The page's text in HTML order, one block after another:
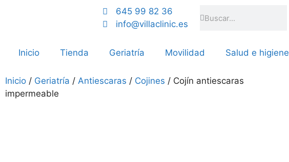
645 99 82 36
info@villaclinic.es
Inicio Tienda Geriatría Movilidad Salud e higiene
Inicio / Geriatría / Antiescaras / Cojines / Cojín antiescaras
impermeable